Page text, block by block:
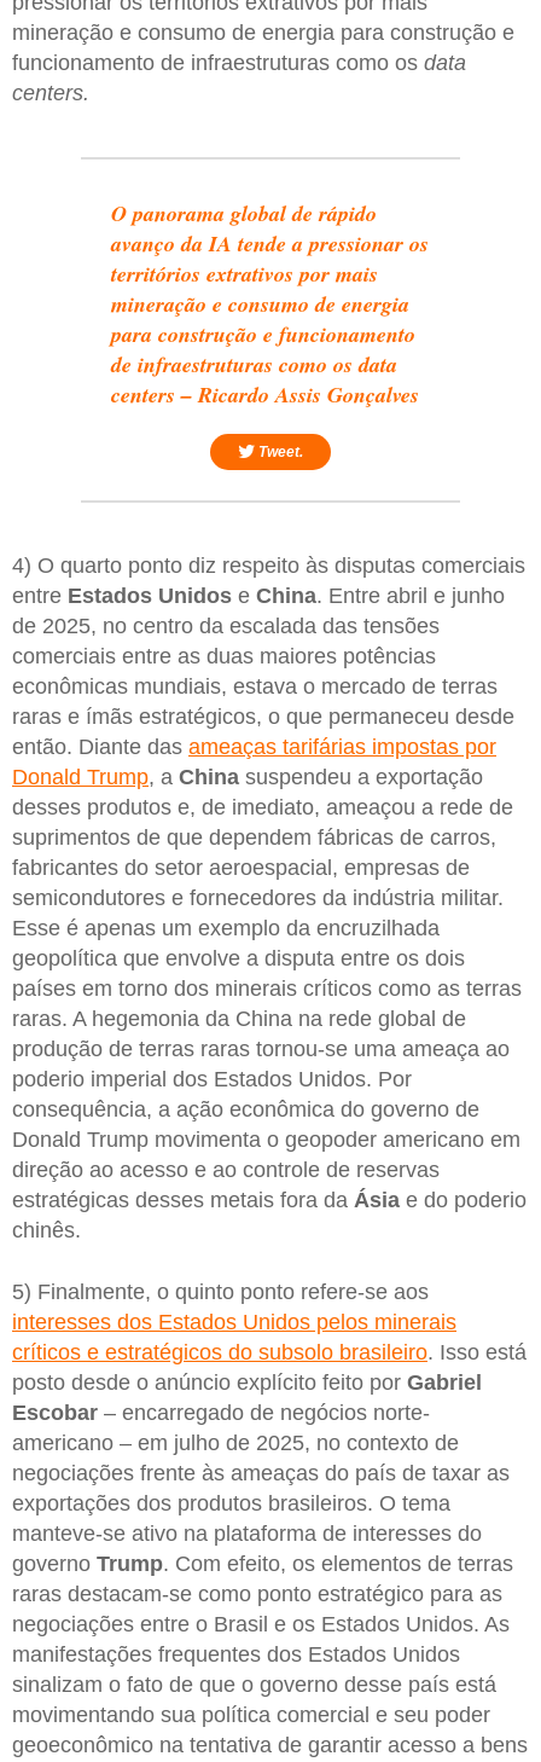
mineração e consumo de energia para construção e
funcionamento de infraestruturas como os data
centers.
O panorama global de rápido
avanço da IA tende a pressionar os
territórios extrativos por mais
mineração e consumo de energia
para construção e funcionamento
de infraestruturas como osdata
centers – Ricardo Assis Gonçalves
Tweet.
4) O quarto ponto diz respeito às disputas comerciais
entre Estados Unidos e China. Entre abril e junho
de 2025, no centro da escalada das tensões
comerciais entre as duas maiores potências
econômicas mundiais, estava o mercado de terras
raras e ímãs estratégicos, o que permaneceu desde
então. Diante das ameaças tarifárias impostas por
Donald Trump, a China suspendeu a exportação
desses produtos e, de imediato, ameaçou a rede de
suprimentos de que dependem fábricas de carros,
fabricantes do setor aeroespacial, empresas de
semicondutores e fornecedores da indústria militar.
Esse é apenas um exemplo da encruzilhada
geopolítica que envolve a disputa entre os dois
países em torno dos minerais críticos como as terras
raras. A hegemonia da China na rede global de
produção de terras raras tornou-se uma ameaça ao
poderio imperial dos Estados Unidos. Por
consequência, a ação econômica do governo de
Donald Trump movimenta o geopoder americano em
direção ao acesso e ao controle de reservas
estratégicas desses metais fora da Ásia e do poderio
chinês.
5) Finalmente, o quinto ponto refere-se aos
interesses dos Estados Unidos pelos minerais
críticos e estratégicos do subsolo brasileiro. Isso está
posto desde o anúncio explícito feito por Gabriel
Escobar – encarregado de negócios norte-
americano – em julho de 2025, no contexto de
negociações frente às ameaças do país de taxar as
exportações dos produtos brasileiros. O tema
manteve-se ativo na plataforma de interesses do
governo Trump. Com efeito, os elementos de terras
raras destacam-se como ponto estratégico para as
negociações entre o Brasil e os Estados Unidos. As
manifestações frequentes dos Estados Unidos
sinalizam o fato de que o governo desse país está
movimentando sua política comercial e seu poder
geoeconômico na tentativa de garantir acesso a bens